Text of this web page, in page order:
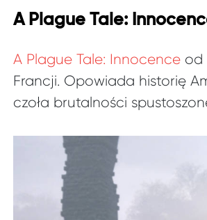
A Plague Tale:
A Plague Tale: Innocence od
Francji. Opowiada historię
czoła brutalności